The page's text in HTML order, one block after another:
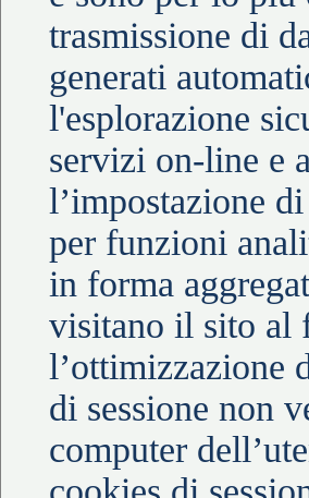
trasmissione di
generati
l'esplorazione
servizi on-line e
l’impostazione
per funzioni
in forma
visitano il sito al
l’ottimizzazione
di sessione non
computer